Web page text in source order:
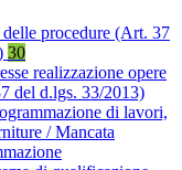
procedure (Art. 37
30
realizzazione opere
del d.lgs. 33/2013)
di lavori,
/ Mancata